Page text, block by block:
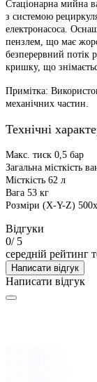
Стаціонарна мийна
з системою
електронасоса.
пензлем, що має
безперервний потік
кришку, що
Примітка:
механічних частин.
Технічні
Макс. тиск 0,5 бар
Загальна місткість
Місткість 62 л
Вага 53 кг
Розміри (X-Y-Z)
Відгуки
0/ 5
середній рейтинг
Написати відгук
Написати відгук